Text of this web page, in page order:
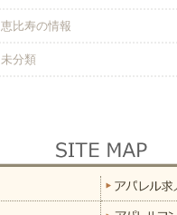
恵比寿の情報
未分類